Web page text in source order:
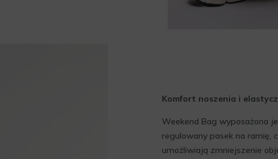
Komfort noszenia i
Weekend Bag wyposażona
regulowany pasek na ramię,
umożliwiają zmniejszenie